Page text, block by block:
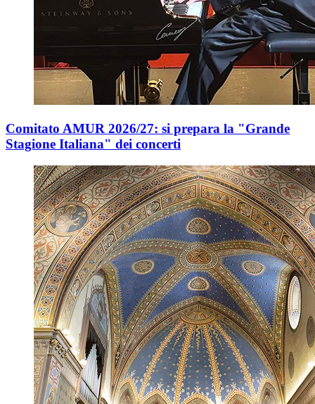
Comitato AMUR 2026/27: si prepara la "Grande
Stagione Italiana" dei concerti